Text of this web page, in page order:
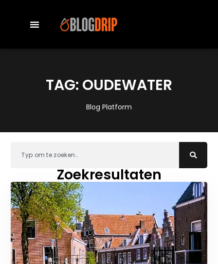
TAG: OUDEWATER
Blog Platform
Zoekresultaten